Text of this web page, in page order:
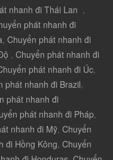
nhanh đi Thái Lan ,
phát nhanh đi
, Chuyển phát nhanh đi
, Chuyển phát nhanh đi
phát nhanh đi Úc,
phát nhanh đi Brazil,
phát nhanh đi
phát nhanh đi Pháp,
nhanh đi Mỹ, Chuyển
đi Hồng Kông, Chuyển